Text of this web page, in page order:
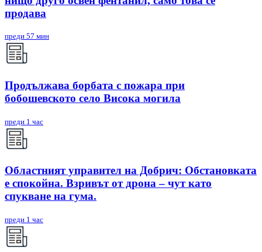
продава
преди 57 мин
Продължава борбата с пожара при
бобошевското село Висока могила
преди 1 час
Областният управител на Добрич: Обстановката
е спокойна. Взривът от дрона – чут като
спукване на гума.
преди 1 час